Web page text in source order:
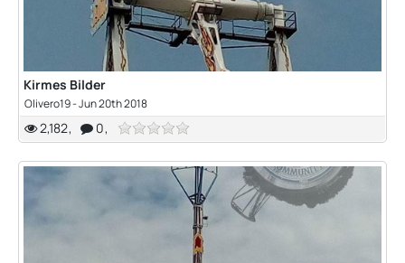
Kirmes Bilder
Olivero19 -Jun 20th 2018
2,182 0